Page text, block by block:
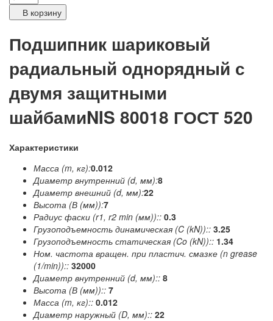
В корзину
Подшипник шариковый
радиальный однорядный с
двумя защитными
шайбамиNIS 80018 ГОСТ 520
Характеристики
Масса (m, кг):0.012
Диаметр внутренний (d, мм):8
Диаметр внешний (d, мм):22
Высота (В (мм)):7
Радиус фаски (r1, r2 min (мм)):: 0.3
Грузоподъемность динамическая (C (kN)):: 3.25
Грузоподъемность статическая (Co (kN)):: 1.34
Ном. частота вращен. при пластич. смазке (n grease
(1/min)):: 32000
Диаметр внутренний (d, мм):: 8
Высота (В (мм)):: 7
Масса (m, кг):: 0.012
Диаметр наружный (D, мм):: 22